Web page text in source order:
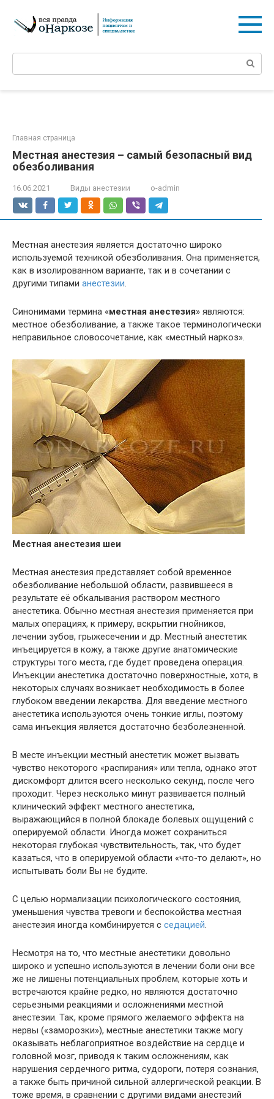
контенту
Поиск:
Главная страница
Местная анестезия – самый безопасный вид
обезболивания
16.06.2021 Виды анестезии o-admin
Местная анестезия является достаточно широко
используемой техникой обезболивания. Она применяется,
как в изолированном варианте, так и в сочетании с
другими типами анестезии.
Синонимами термина «местная анестезия» являются:
местное обезболивание, а также такое терминологически
неправильное словосочетание, как «местный наркоз».
Местная анестезия шеи
Местная анестезия представляет собой временное
обезболивание небольшой области, развившееся в
результате её обкалывания раствором местного
анестетика. Обычно местная анестезия применяется при
малых операциях, к примеру, вскрытии гнойников,
лечении зубов, грыжесечении и др. Местный анестетик
инъецируется в кожу, а также другие анатомические
структуры того места, где будет проведена операция.
Инъекции анестетика достаточно поверхностные, хотя, в
некоторых случаях возникает необходимость в более
глубоком введении лекарства. Для введение местного
анестетика используются очень тонкие иглы, поэтому
сама инъекция является достаточно безболезненной.
В месте инъекции местный анестетик может вызвать
чувство некоторого «распирания» или тепла, однако этот
дискомфорт длится всего несколько секунд, после чего
проходит. Через несколько минут развивается полный
клинический эффект местного анестетика,
выражающийся в полной блокаде болевых ощущений с
оперируемой области. Иногда может сохраниться
некоторая глубокая чувствительность, так, что будет
казаться, что в оперируемой области «что-то делают», но
испытывать боли Вы не будите.
С целью нормализации психологического состояния,
уменьшения чувства тревоги и беспокойства местная
анестезия иногда комбинируется с седацией.
Несмотря на то, что местные анестетики довольно
широко и успешно используются в лечении боли они все
же не лишены потенциальных проблем, которые хоть и
встречаются крайне редко, но являются достаточно
серьезными реакциями и осложнениями местной
анестезии. Так, кроме прямого желаемого эффекта на
нервы («заморозки»), местные анестетики также могу
оказывать неблагоприятное воздействие на сердце и
головной мозг, приводя к таким осложнениям, как
нарушения сердечного ритма, судороги, потеря сознания,
а также быть причиной сильной аллергической реакции. В
тоже время, в сравнении с другими видами анестезий